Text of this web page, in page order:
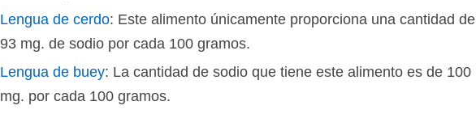
Lengua de cerdo: Este alimento únicamente proporciona una cantidad de
93 mg. de sodio por cada 100 gramos.
Lengua de buey: La cantidad de sodio que tiene este alimento es de 100
mg. por cada 100 gramos.